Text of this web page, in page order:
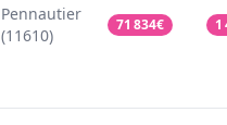
Pennautier
(11610)
71 834€ 1